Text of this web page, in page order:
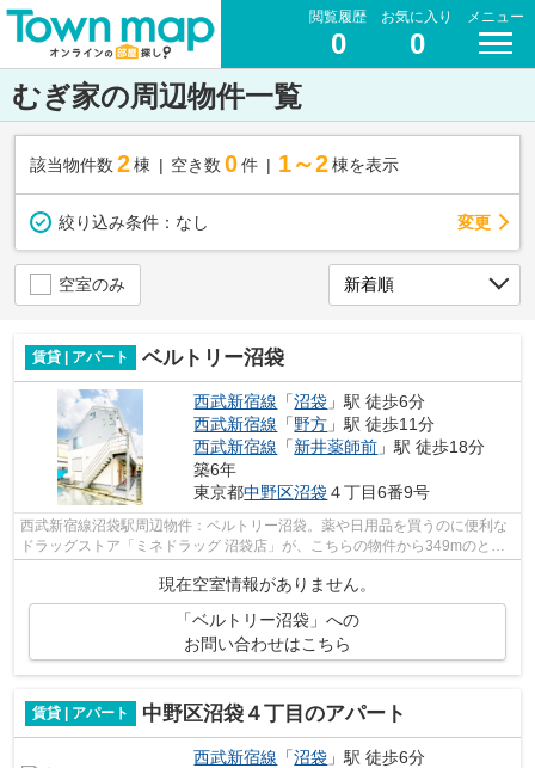
閲覧履歴
0
お気に入り
0
メニュー
むぎ家の周辺物件一覧
該当物件数 2棟 空き数 0 件 1～2 棟を表示
絞り込み条件： なし 変更
空室のみ
賃貸 | アパート ベルトリー沼袋
西武新宿線 「沼袋 」駅 徒歩6分
西武新宿線 「野方 」駅 徒歩11分
西武新宿線 「新井薬師前 」駅 徒歩18分
築6年
東京都中野区沼袋４丁目6番9号
西武新宿線沼袋駅周辺物件：ベルトリー沼袋。薬や日用品を買うのに便利な
ドラッグストア「ミネドラッグ 沼袋店」が、こちらの物件から349mのとこ
ろにあります。最上階の物件です。幅広...
現在空室情報がありません。
「ベルトリー沼袋」への
お問い合わせはこちら
賃貸 | アパート 中野区沼袋４丁目のアパート
西武新宿線 「沼袋 」駅 徒歩6分